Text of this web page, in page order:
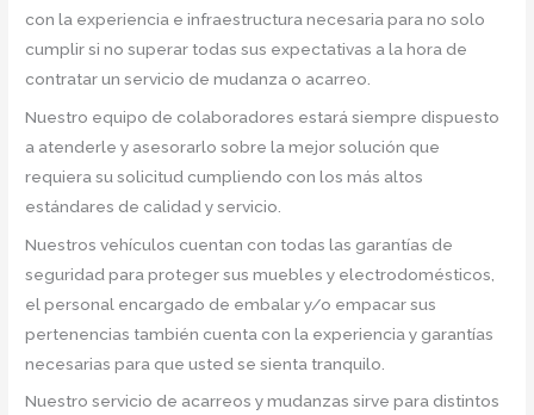
con la experiencia e infraestructura necesaria para no solo
cumplir si no superar todas sus expectativas a la hora de
contratar un servicio de mudanza o acarreo.
Nuestro equipo de colaboradores estará siempre dispuesto
a atenderle y asesorarlo sobre la mejor solución que
requiera su solicitud cumpliendo con los más altos
estándares de calidad y servicio.
Nuestros vehículos cuentan con todas las garantías de
seguridad para proteger sus muebles y electrodomésticos,
el personal encargado de embalar y/o empacar sus
pertenencias también cuenta con la experiencia y garantías
necesarias para que usted se sienta tranquilo.
Nuestro servicio de acarreos y mudanzas sirve para distintos